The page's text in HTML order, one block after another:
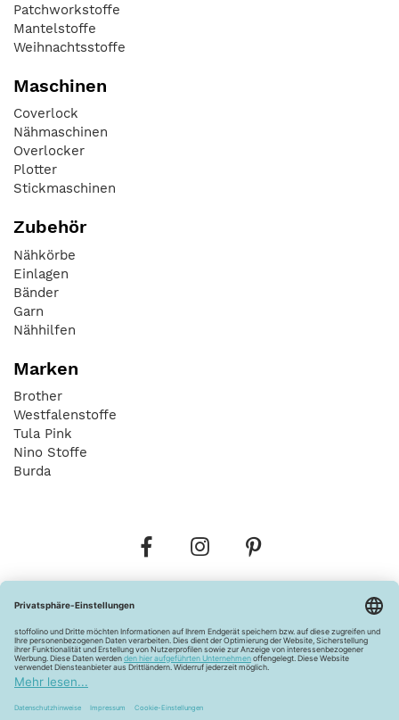
Patchworkstoffe
Mantelstoffe
Weihnachtsstoffe
Maschinen
Coverlock
Nähmaschinen
Overlocker
Plotter
Stickmaschinen
Zubehör
Nähkörbe
Einlagen
Bänder
Garn
Nähhilfen
Marken
Brother
Westfalenstoffe
Tula Pink
Nino Stoffe
Burda
Widerrufsbelehrung Vertrag widerrufen
Barrierefreiheitserklärung